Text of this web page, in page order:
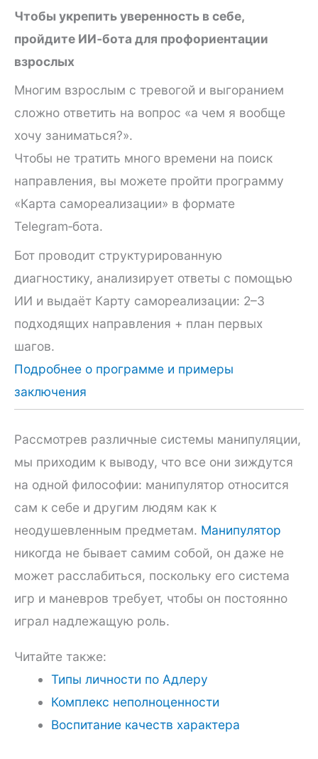
Чтобы укрепить уверенность в себе,
пройдите ИИ‑бота для профориентации
взрослых
Многим взрослым с тревогой и выгоранием
сложно ответить на вопрос «а чем я вообще
хочу заниматься?».
Чтобы не тратить много времени на поиск
направления, вы можете пройти программу
«Карта самореализации» в формате
Telegram‑бота.
Бот проводит структурированную
диагностику, анализирует ответы с помощью
ИИ и выдаёт Карту самореализации: 2–3
подходящих направления + план первых
шагов.
Подробнее о программе и примеры
заключения
Рассмотрев различные системы манипуляции,
мы приходим к выводу, что все они зиждутся
на одной философии: манипулятор относится
сам к себе и другим людям как к
неодушевленным предметам. Манипулятор
никогда не бывает самим собой, он даже не
может расслабиться, поскольку его система
игр и маневров требует, чтобы он постоянно
играл надлежащую роль.
Читайте также:
Типы личности по Адлеру
Комплекс неполноценности
Воспитание качеств характера